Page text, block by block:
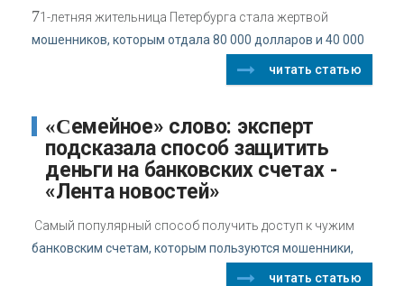
71-летняя жительница Петербурга стала жертвой
мошенников, которым отдала 80 000 долларов и 40 000
читать статью
«Семейное» слово: эксперт
подсказала способ защитить
деньги на банковских счетах -
«Лента новостей»
Самый популярный способ получить доступ к чужим
банковским счетам, которым пользуются мошенники,
читать статью